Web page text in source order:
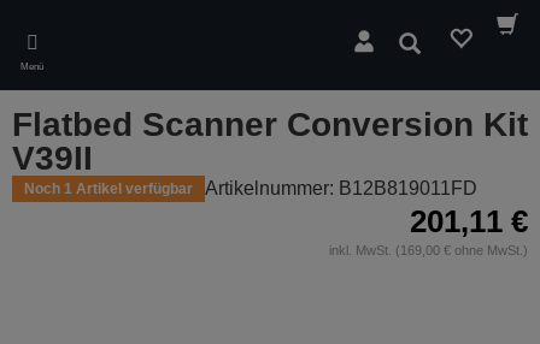
main
content
Menü
Suchen
Flatbed Scanner Conversion Kit
V39II
Noch 1 Artikel verfügbar Artikelnummer: B12B819011FD
201,11 €
inkl. MwSt. (169,00 € ohne MwSt.)